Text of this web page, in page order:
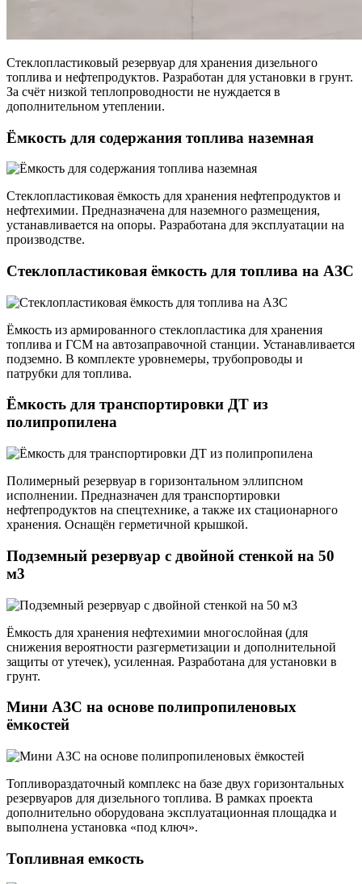
Стеклопластиковый резервуар для хранения дизельного
топлива и нефтепродуктов. Разработан для установки в грунт.
За счёт низкой теплопроводности не нуждается в
дополнительном утеплении.
Ёмкость для содержания топлива наземная
Стеклопластиковая ёмкость для хранения нефтепродуктов и
нефтехимии. Предназначена для наземного размещения,
устанавливается на опоры. Разработана для эксплуатации на
производстве.
Стеклопластиковая ёмкость для топлива на АЗС
Ёмкость из армированного стеклопластика для хранения
топлива и ГСМ на автозаправочной станции. Устанавливается
подземно. В комплекте уровнемеры, трубопроводы и
патрубки для топлива.
Ёмкость для транспортировки ДТ из
полипропилена
Полимерный резервуар в горизонтальном эллипсном
исполнении. Предназначен для транспортировки
нефтепродуктов на спецтехнике, а также их стационарного
хранения. Оснащён герметичной крышкой.
Подземный резервуар с двойной стенкой на 50
м3
Ёмкость для хранения нефтехимии многослойная (для
снижения вероятности разгерметизации и дополнительной
защиты от утечек), усиленная. Разработана для установки в
грунт.
Мини АЗС на основе полипропиленовых
ёмкостей
Топливораздаточный комплекс на базе двух горизонтальных
резервуаров для дизельного топлива. В рамках проекта
дополнительно оборудована эксплуатационная площадка и
выполнена установка «под ключ».
Топливная емкость